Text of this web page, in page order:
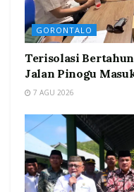
GORONTALO
Terisolasi
Jalan Pinogu
7 AGU 2026